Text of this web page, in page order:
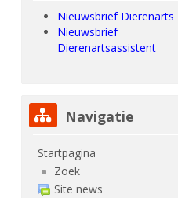
Nieuwsbrief Dierenarts
Nieuwsbrief
Dierenartsassistent
Navigatie overslaan
Navigatie
Startpagina
Zoek
Site news